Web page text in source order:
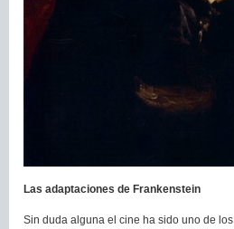
Las adaptaciones de Frankenstein
Sin duda alguna el cine ha sido uno de